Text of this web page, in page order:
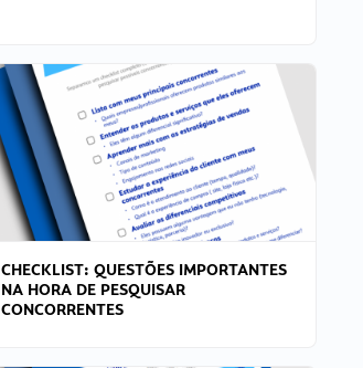
CHECKLIST: QUESTÕES IMPORTANTES
NA HORA DE PESQUISAR
CONCORRENTES